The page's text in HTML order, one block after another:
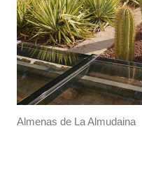
Almenas de La Almudaina